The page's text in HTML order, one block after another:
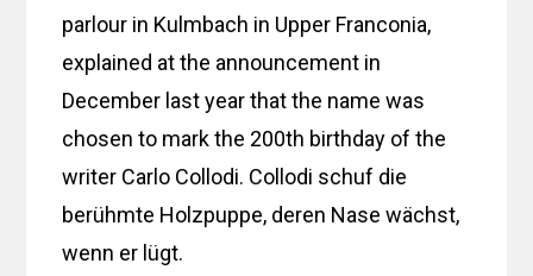
parlour in Kulmbach in Upper Franconia,
explained at the announcement in
December last year that the name was
chosen to mark the 200th birthday of the
writer Carlo Collodi. Collodi schuf die
berühmte Holzpuppe, deren Nase wächst,
wenn er lügt.